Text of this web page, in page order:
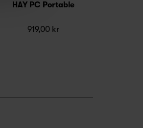
HAY PC Portable
919,00 kr